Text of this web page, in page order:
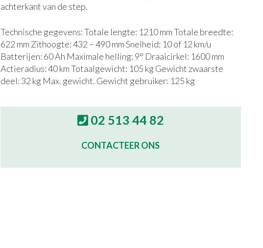
achterkant van de step.
Technische gegevens: Totale lengte: 1210 mm Totale breedte:
622 mm Zithoogte: 432 – 490 mm Snelheid: 10 of 12 km/u
Batterijen: 60 Ah Maximale helling: 9° Draaicirkel: 1600 mm
Actieradius: 40 km Totaalgewicht: 105 kg Gewicht zwaarste
deel: 32 kg Max. gewicht. Gewicht gebruiker: 125 kg
02 513 44 82
CONTACTEER ONS